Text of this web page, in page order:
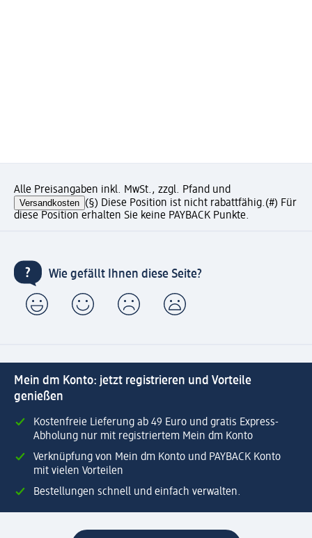
Alle Preisangaben inkl. MwSt., zzgl. Pfand und
Versandkosten (§) Diese Position ist nicht rabattfähig.(#) Für
diese Position erhalten Sie keine PAYBACK Punkte.
Wie gefällt Ihnen diese Seite?
Mein dm Konto: jetzt registrieren und Vorteile
genießen
Kostenfreie Lieferung ab 49 Euro und gratis Express-
Abholung nur mit registriertem Mein dm Konto
Verknüpfung von Mein dm Konto und PAYBACK Konto
mit vielen Vorteilen
Bestellungen schnell und einfach verwalten.